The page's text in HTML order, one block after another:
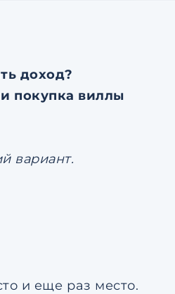
доход?
покупка виллы
вариант.
и еще раз место.